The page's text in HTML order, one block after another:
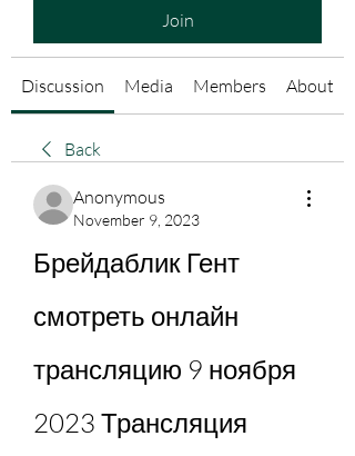
Join
Discussion Media Members About
Back
Anonymous
November 9, 2023
Брейдаблик Гент
смотреть онлайн
трансляцию 9 ноября
2023 Трансляция